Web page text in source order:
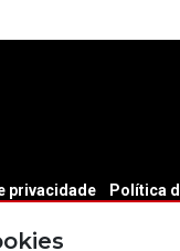
privacidade
Política